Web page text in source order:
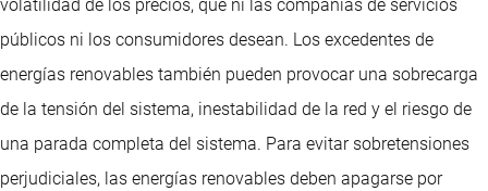
volatilidad de los precios, que ni las compañías de servicios
públicos ni los consumidores desean. Los excedentes de
energías renovables también pueden provocar una sobrecarga
de la tensión del sistema, inestabilidad de la red y el riesgo de
una parada completa del sistema. Para evitar sobretensiones
perjudiciales, las energías renovables deben apagarse por